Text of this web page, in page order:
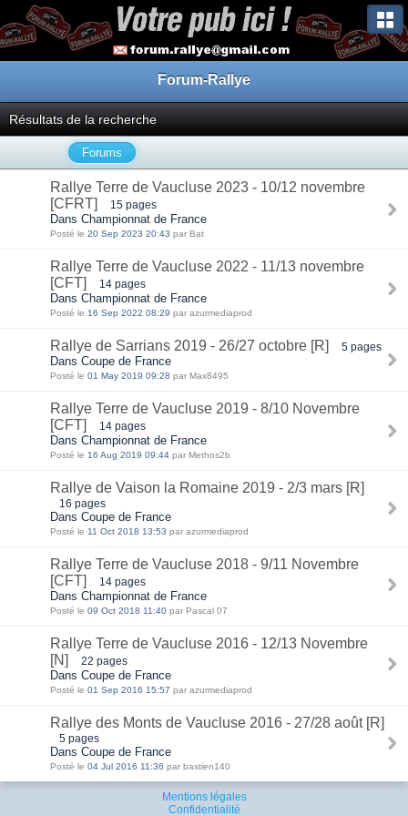
Forum-Rallye
Résultats de la recherche
Forums
Rallye Terre de Vaucluse 2023 - 10/12 novembre
[CFRT]
15 pages
Dans Championnat de France
Posté le 20 Sep 2023 20:43 par Bat
Rallye Terre de Vaucluse 2022 - 11/13 novembre
[CFT]
14 pages
Dans Championnat de France
Posté le 16 Sep 2022 08:29 par azurmediaprod
Rallye de Sarrians 2019 - 26/27 octobre [R] 5 pages
Dans Coupe de France
Posté le 01 May 2019 09:28 par Max8495
Rallye Terre de Vaucluse 2019 - 8/10 Novembre
[CFT]
14 pages
Dans Championnat de France
Posté le 16 Aug 2019 09:44 par Methos2b
Rallye de Vaison la Romaine 2019 - 2/3 mars [R]
16 pages
Dans Coupe de France
Posté le 11 Oct 2018 13:53 par azurmediaprod
Rallye Terre de Vaucluse 2018 - 9/11 Novembre
[CFT]
14 pages
Dans Championnat de France
Posté le 09 Oct 2018 11:40 par Pascal 07
Rallye Terre de Vaucluse 2016 - 12/13 Novembre
[N]
22 pages
Dans Coupe de France
Posté le 01 Sep 2016 15:57 par azurmediaprod
Rallye des Monts de Vaucluse 2016 - 27/28 août [R]
5 pages
Dans Coupe de France
Posté le 04 Jul 2016 11:36 par bastien140
Mentions légales
Confidentialité